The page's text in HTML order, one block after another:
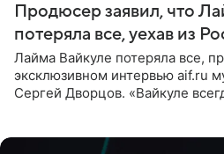
Продюсер заявил, что
потеряла все, уехав из
Лайма Вайкуле потеряла все,
эксклюзивном интервью aif.ru
Сергей Дворцов. «Вайкуле